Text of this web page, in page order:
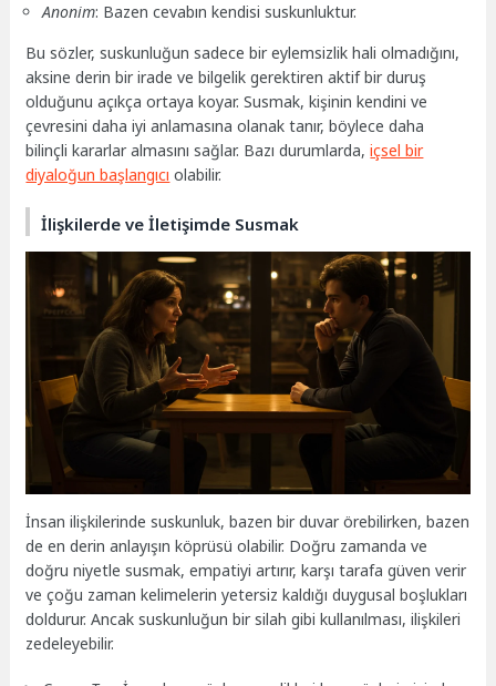
Anonim: Bazen cevabın kendisi suskunluktur.
Bu sözler, suskunluğun sadece bir eylemsizlik hali olmadığını,
aksine derin bir irade ve bilgelik gerektiren aktif bir duruş
olduğunu açıkça ortaya koyar. Susmak, kişinin kendini ve
çevresini daha iyi anlamasına olanak tanır, böylece daha
bilinçli kararlar almasını sağlar. Bazı durumlarda,içsel bir
diyaloğun başlangıcı olabilir.
İlişkilerde ve İletişimde Susmak
İnsan ilişkilerinde suskunluk, bazen bir duvar örebilirken, bazen
de en derin anlayışın köprüsü olabilir. Doğru zamanda ve
doğru niyetle susmak, empatiyi artırır, karşı tarafa güven verir
ve çoğu zaman kelimelerin yetersiz kaldığı duygusal boşlukları
doldurur. Ancak suskunluğun bir silah gibi kullanılması, ilişkileri
zedeleyebilir.